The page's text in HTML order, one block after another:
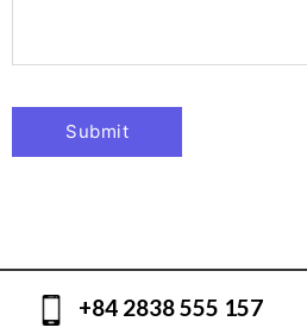
+84 2838 555 157